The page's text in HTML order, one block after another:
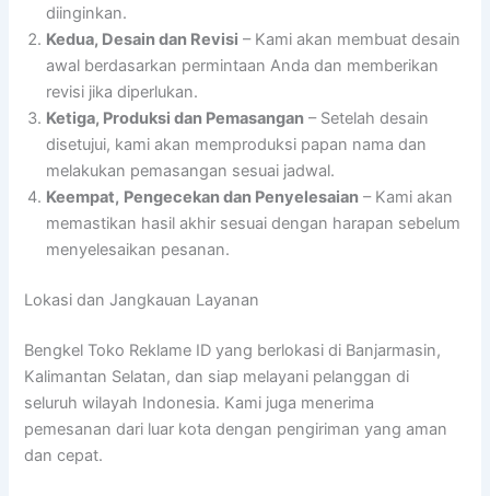
diinginkan.
Kedua, Desain dan Revisi – Kami akan membuat desain
awal berdasarkan permintaan Anda dan memberikan
revisi jika diperlukan.
Ketiga, Produksi dan Pemasangan – Setelah desain
disetujui, kami akan memproduksi papan nama dan
melakukan pemasangan sesuai jadwal.
Keempat, Pengecekan dan Penyelesaian – Kami akan
memastikan hasil akhir sesuai dengan harapan sebelum
menyelesaikan pesanan.
Lokasi dan Jangkauan Layanan
Bengkel Toko Reklame ID yang berlokasi di Banjarmasin,
Kalimantan Selatan, dan siap melayani pelanggan di
seluruh wilayah Indonesia. Kami juga menerima
pemesanan dari luar kota dengan pengiriman yang aman
dan cepat.